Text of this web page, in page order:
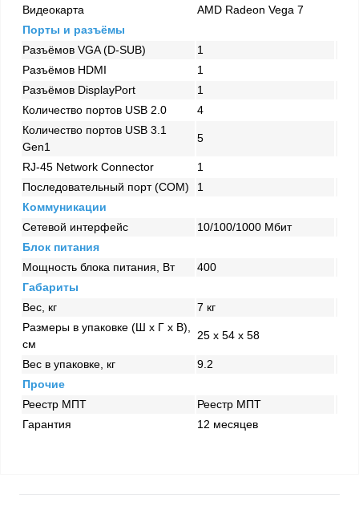
Видеокарта
AMD Radeon Vega 7
Порты и разъёмы
Разъёмов VGA (D-SUB)
1
Разъёмов HDMI
1
Разъёмов DisplayPort
1
Количество портов USB 2.0
4
Количество портов USB 3.1
Gen1
5
RJ-45 Network Connector
1
Последовательный порт (COM)
1
Коммуникации
Сетевой интерфейс
10/100/1000 Mбит
Блок питания
Мощность блока питания, Вт
400
Габариты
Вес, кг
7 кг
Размеры в упаковке (Ш x Г x В),
см
25 x 54 x 58
Вес в упаковке, кг
9.2
Прочие
Реестр МПТ
Реестр МПТ
Гарантия
12 месяцев